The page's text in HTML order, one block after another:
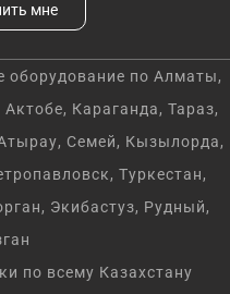
мне
оборудование по Алматы,
Караганда, Тараз,
Семей, Кызылорда,
Туркестан,
Экибастуз, Рудный,
по всему Казахстану